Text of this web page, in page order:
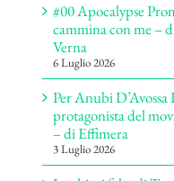
#00 Apocalypse
cammina con me –
Verna
6 Luglio 2026
Per Anubi
protagonista del
– di Effimera
3 Luglio 2026